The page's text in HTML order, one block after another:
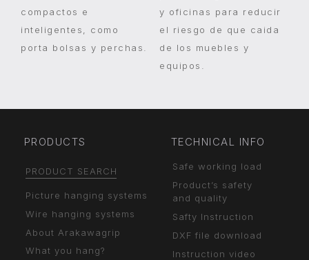
compactos e
inteligentes, como
porta bolsas y perchas.
y oficinas para reducir
el riesgo de que caida
de los muebles y
equipos.
PRODUCTS
PRODUCT SEARCH
Picture hanging systems
Wire hanging systems
About Arakawagrip
What you hang?
TECHNICAL INFO
Safe working load
Product’s safety
and quality
Safty Instruction
DXF file download
Instruction video